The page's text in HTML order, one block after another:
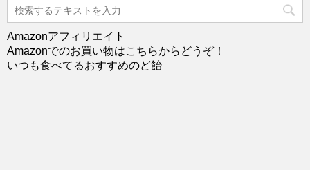
Amazonアフィリエイト
Amazonでのお買い物はこちらからどうぞ！
いつも食べてるおすすめのど飴